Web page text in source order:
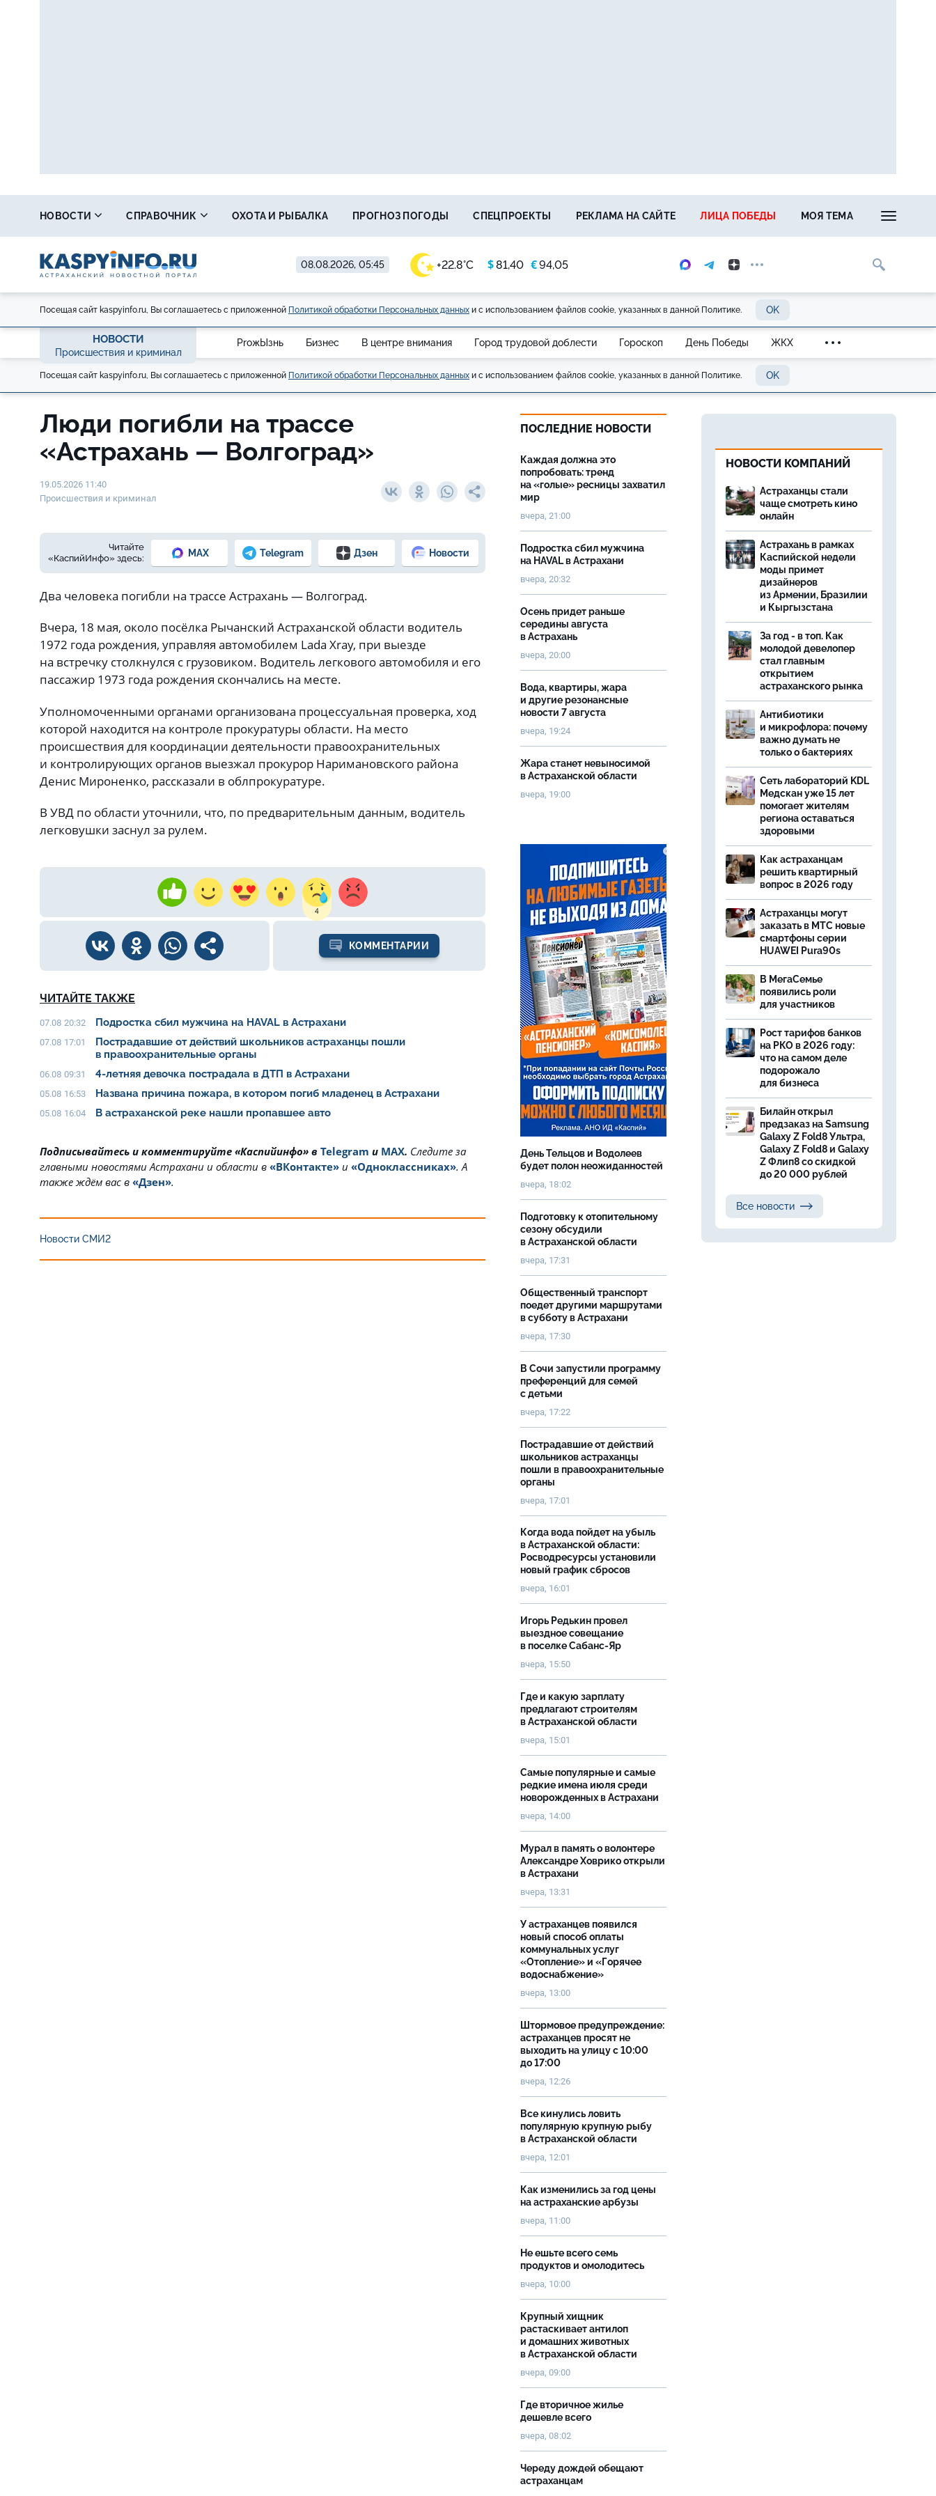
08.08.2026, 05:45 +22.8°C $81,40 €94,05
НОВОСТИ СПРАВОЧНИК ОХОТА И РЫБАЛКА ПРОГНОЗ ПОГОДЫ СПЕЦПРОЕКТЫ РЕКЛАМА НА САЙТЕ ЛИЦА ПОБЕДЫ МОЯ ТЕМА
Посещая сайт kaspyinfo.ru, Вы соглашаетесь с приложенной Политикой обработки Персональных данных и с использованием файлов cookie, указанных в данной Политике. OK
НОВОСТИ
Происшествия и криминал
ProжЫзнь Бизнес В центре внимания Город трудовой доблести Гороскоп День Победы ЖКХ
Посещая сайт kaspyinfo.ru, Вы соглашаетесь с приложенной Политикой обработки Персональных данных и с использованием файлов cookie, указанных в данной Политике. OK
Люди погибли на трассе
«Астрахань — Волгоград»
19.05.2026 11:40
Происшествия и криминал
Читайте
«КаспийИнфо» здесь:
MAX Telegram Дзен Новости
Два человека погибли на трассе Астрахань — Волгоград.
Вчера, 18 мая, около посёлка Рычанский Астраханской области водитель
1972 года рождения, управляя автомобилем Lada Xray, при выезде
на встречку столкнулся с грузовиком. Водитель легкового автомобиля и его
пассажир 1973 года рождения скончались на месте.
Уполномоченными органами организована процессуальная проверка, ход
которой находится на контроле прокуратуры области. На место
происшествия для координации деятельности правоохранительных
и контролирующих органов выезжал прокурор Наримановского района
Денис Мироненко, рассказали в облпрокуратуре.
В УВД по области уточнили, что, по предварительным данным, водитель
легковушки заснул за рулем.
4
КОММЕНТАРИИ
ЧИТАЙТЕ ТАКЖЕ
07.08 20:32 Подростка сбил мужчина на HAVAL в Астрахани
07.08 17:01
Пострадавшие от действий школьников астраханцы пошли
в правоохранительные органы
06.08 09:31 4-летняя девочка пострадала в ДТП в Астрахани
05.08 16:53 Названа причина пожара, в котором погиб младенец в Астрахани
05.08 16:04 В астраханской реке нашли пропавшее авто
Подписывайтесь и комментируйте «Каспийинфо» в Telegram и MAX. Cледите за
главными новостями Астрахани и области в «ВКонтакте» и «Одноклассниках». А
также ждём вас в «Дзен».
Новости СМИ2
ПОСЛЕДНИЕ НОВОСТИ
Каждая должна это
попробовать: тренд
на «голые» ресницы захватил
мир
вчера, 21:00
Подростка сбил мужчина
на HAVAL в Астрахани
вчера, 20:32
Осень придет раньше
середины августа
в Астрахань
вчера, 20:00
Вода, квартиры, жара
и другие резонансные
новости 7 августа
вчера, 19:24
Жара станет невыносимой
в Астраханской области
вчера, 19:00
День Тельцов и Водолеев
будет полон неожиданностей
вчера, 18:02
Подготовку к отопительному
сезону обсудили
в Астраханской области
вчера, 17:31
Общественный транспорт
поедет другими маршрутами
в субботу в Астрахани
вчера, 17:30
В Сочи запустили программу
преференций для семей
с детьми
вчера, 17:22
Пострадавшие от действий
школьников астраханцы
пошли в правоохранительные
органы
вчера, 17:01
Когда вода пойдет на убыль
в Астраханской области:
Росводресурсы установили
новый график сбросов
вчера, 16:01
Игорь Редькин провел
выездное совещание
в поселке Сабанс-Яр
вчера, 15:50
Где и какую зарплату
предлагают строителям
в Астраханской области
вчера, 15:01
Самые популярные и самые
редкие имена июля среди
новорожденных в Астрахани
вчера, 14:00
Мурал в память о волонтере
Александре Ховрико открыли
в Астрахани
вчера, 13:31
У астраханцев появился
новый способ оплаты
коммунальных услуг
«Отопление» и «Горячее
водоснабжение»
вчера, 13:00
Штормовое предупреждение:
астраханцев просят не
выходить на улицу с 10:00
до 17:00
вчера, 12:26
Все кинулись ловить
популярную крупную рыбу
в Астраханской области
вчера, 12:01
Как изменились за год цены
на астраханские арбузы
вчера, 11:00
Не ешьте всего семь
продуктов и омолодитесь
вчера, 10:00
Крупный хищник
растаскивает антилоп
и домашних животных
в Астраханской области
вчера, 09:00
Где вторичное жилье
дешевле всего
вчера, 08:02
Череду дождей обещают
астраханцам
НОВОСТИ КОМПАНИЙ
Астраханцы стали
чаще смотреть кино
онлайн
Астрахань в рамках
Каспийской недели
моды примет
дизайнеров
из Армении, Бразилии
и Кыргызстана
За год - в топ. Как
молодой девелопер
стал главным
открытием
астраханского рынка
Антибиотики
и микрофлора: почему
важно думать не
только о бактериях
Сеть лабораторий KDL
Медскан уже 15 лет
помогает жителям
региона оставаться
здоровыми
Как астраханцам
решить квартирный
вопрос в 2026 году
Астраханцы могут
заказать в МТС новые
смартфоны серии
HUAWEI Pura90s
В МегаСемье
появились роли
для участников
Рост тарифов банков
на РКО в 2026 году:
что на самом деле
подорожало
для бизнеса
Билайн открыл
предзаказ на Samsung
Galaxy Z Fold8 Ультра,
Galaxy Z Fold8 и Galaxy
Z Флип8 со скидкой
до 20 000 рублей
Все новости